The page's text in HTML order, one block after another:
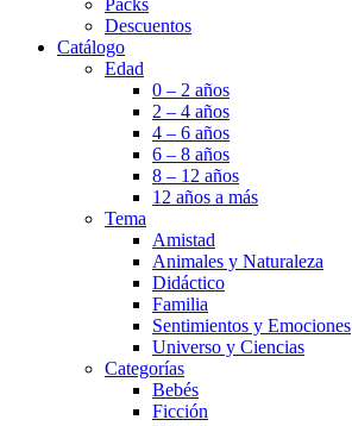
Packs
Descuentos
Catálogo
Edad
0 – 2 años
2 – 4 años
4 – 6 años
6 – 8 años
8 – 12 años
12 años a más
Tema
Amistad
Animales y Naturaleza
Didáctico
Familia
Sentimientos y Emociones
Universo y Ciencias
Categorías
Bebés
Ficción